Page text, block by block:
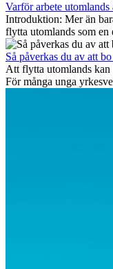
viktiga på lång sikt och
attraktiva
Varför arbete utomlands
Introduktion: Mer än
flytta utomlands som
Men bortom
Så påverkas du av att
Att flytta utomlands kan
För många unga